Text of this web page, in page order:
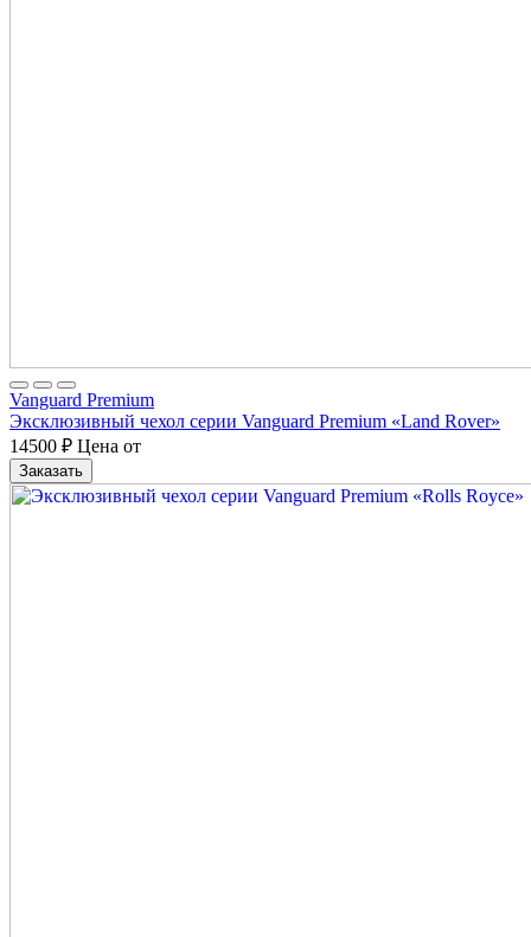
Vanguard Premium
Эксклюзивный чехол серии Vanguard Premium «Land Rover»
14500 ₽ Цена от
Заказать